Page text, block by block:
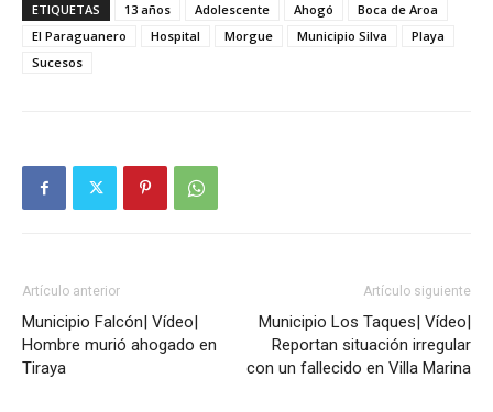
ETIQUETAS 13 años Adolescente Ahogó
Boca de Aroa
El Paraguanero
Hospital Morgue Municipio Silva
Playa
Sucesos
Artículo anterior
Municipio Falcón| Vídeo|
Hombre murió ahogado en
Tiraya
Artículo siguiente
Municipio Los Taques| Vídeo|
Reportan situación irregular
con un fallecido en Villa Marina